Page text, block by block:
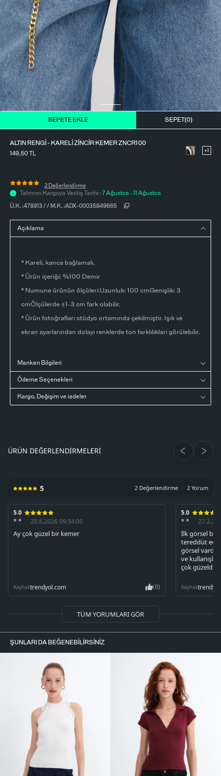
Açıklama
* Kareli, kanca bağlamalı,
* Ürün içeriği: %100 Demir
* Numune ürünün ölçüleri:Uzunluk: 100 cmGenişlik: 3
cmÖlçülerde ±1-3 cm fark olabilir.
* Ürün fotoğrafları stüdyo ortamında çekilmiştir. Işık ve
ekran ayarlarından dolayı renklerde ton farklılıkları görülebilir.
Manken Bilgileri
Ödeme Seçenekleri
Kargo, Değişim ve iadeler
Ü.K. :478913/ / M.K. :ADX-00035849665
ALTIN RENGI - KARELI ZINCIR KEMER ZNCR100
149,50TL
+1
2 Değerlendirme
Tahmini Kargoya Veriliş Tarihi : 7 Ağustos - 11 Ağustos
SEPETE EKLE SEPET(0)
ÜRÜN DEĞERLENDIRMELERI
5 2 Değerlendirme 2 Yorum
5.0
* *
20.6.2026 09:34:00
Ay çok güzel bir kemer
Kaynaktrendyol.com (0)
5.0
* *
İlk görsel
tereddüt
görsel vardı
ve kullanışlı
çok güzeldi
Kaynak
TÜM YORUMLARI GÖR
ŞUNLARI DA BEĞENEBILIRSINIZ
T-SHIRT
GÖMLEK
BÜSTIYER
ELBISE
FULAR-SAÇ BANDI
PARFÜM
VÜCUT AKSESUARI